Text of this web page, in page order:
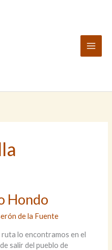
Hondo
de la Fuente
ruta lo encontramos en el
salir del pueblo de